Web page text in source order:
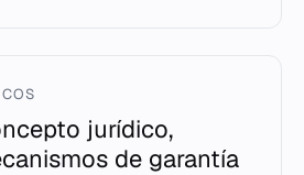
jurídico,
de garantía